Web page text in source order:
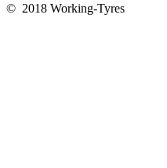
© 2018 Working-Tyres